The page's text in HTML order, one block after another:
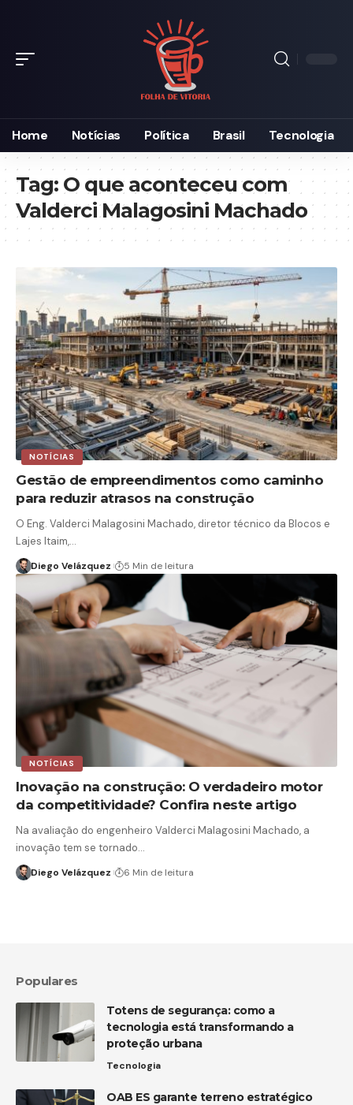
Home Notícias Política Brasil Tecnologia
Tag: O que aconteceu com
Valderci Malagosini Machado
NOTÍCIAS
Gestão de empreendimentos como caminho
para reduzir atrasos na construção
O Eng. Valderci Malagosini Machado, diretor técnico da Blocos e
Lajes Itaim,…
Diego Velázquez 5 Min de leitura
NOTÍCIAS
Inovação na construção: O verdadeiro motor
da competitividade? Confira neste artigo
Na avaliação do engenheiro Valderci Malagosini Machado, a
inovação tem se tornado…
Diego Velázquez 6 Min de leitura
Populares
Totens de segurança: como a
tecnologia está transformando a
proteção urbana
Tecnologia
OAB ES garante terreno estratégico